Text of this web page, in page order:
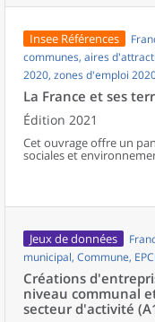
Insee Références
communes, aires
2020, zones d'emploi
La France et ses
Édition 2021
Cet ouvrage offre un
sociales et
disparités
population.
Jeux de données
municipal, Commune,
Créations
niveau communal
secteur d'activité